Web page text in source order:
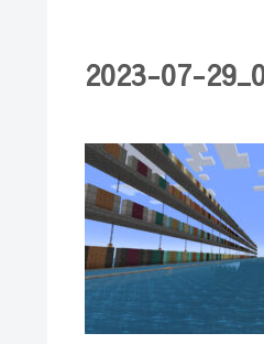
2023-07-